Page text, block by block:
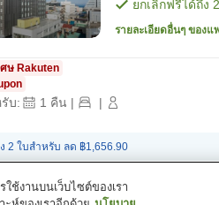
ยกเลิกฟรีได้ถึง
รายละเอียดอื่นๆ ของแ
ษ Rakuten
บ: 1 คืน | |
2 ใบสำหรับ ลด ฿1,656.90
ช้งานบนเว็บไซต์ของเรา